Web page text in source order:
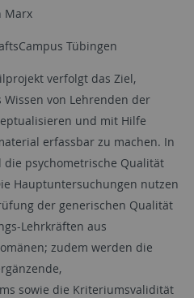
Marx
Tübingen
verfolgt das Ziel,
von Lehrenden der
und mit Hilfe
erfassbar zu machen. In
psychometrische Qualität
Hauptuntersuchungen nutzen
der generischen Qualität
Lehrkräften aus
zudem werden die
sowie die Kriteriumsvalidität